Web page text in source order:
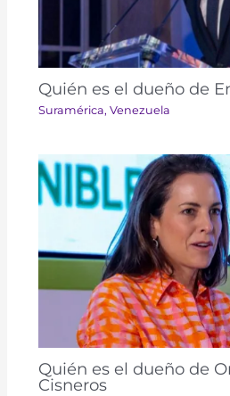
Quién es el dueño de
Suramérica​​, Venezuela
Quién es el dueño de
Cisneros